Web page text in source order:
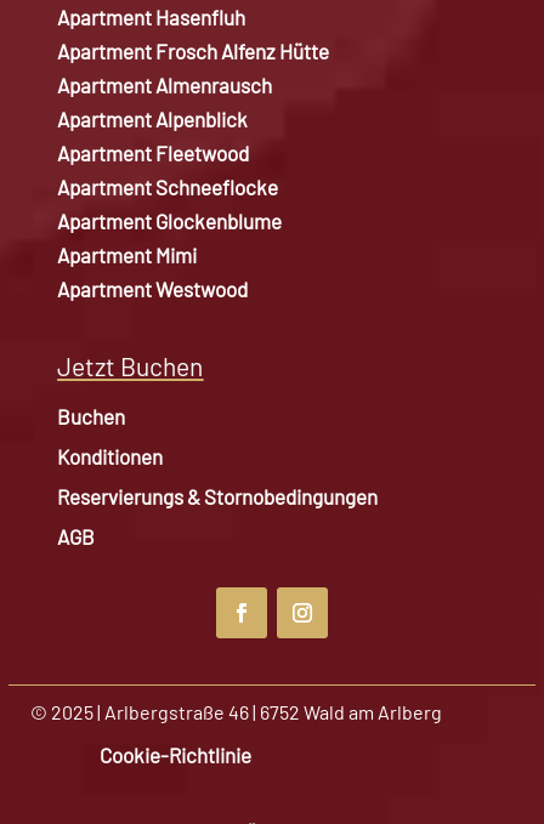
Apartment Hasenfluh
Apartment Frosch Alfenz Hütte
Apartment Almenrausch
Apartment Alpenblick
Apartment Fleetwood
Apartment Schneeflocke
Apartment Glockenblume
Apartment Mimi
Apartment Westwood
Jetzt Buchen
Buchen
Konditionen
Reservierungs & Stornobedingungen
AGB
© 2025 | Arlbergstraße 46 | 6752 Wald am Arlberg
Cookie-Richtlinie